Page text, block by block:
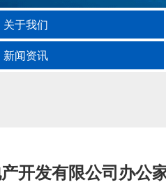
关于我们
新闻资讯
开发有限公司办公